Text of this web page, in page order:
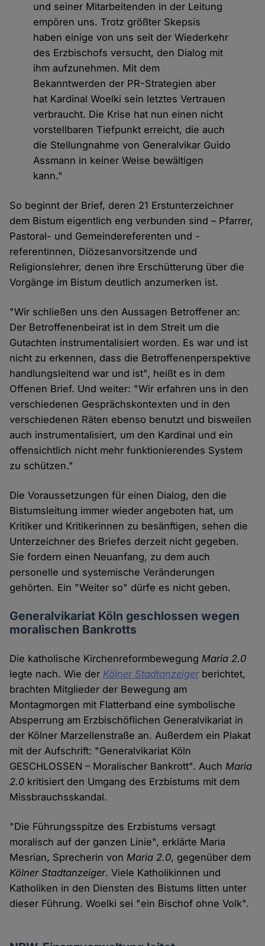
und seiner Mitarbeitenden in der Leitung
empören uns. Trotz größter Skepsis
haben einige von uns seit der Wiederkehr
des Erzbischofs versucht, den Dialog mit
ihm aufzunehmen. Mit dem
Bekanntwerden der PR-Strategien aber
hat Kardinal Woelki sein letztes Vertrauen
verbraucht. Die Krise hat nun einen nicht
vorstellbaren Tiefpunkt erreicht, die auch
die Stellungnahme von Generalvikar Guido
Assmann in keiner Weise bewältigen
kann."
So beginnt der Brief, deren 21 Erstunterzeichner
dem Bistum eigentlich eng verbunden sind – Pfarrer,
Pastoral- und Gemeindereferenten und -
referentinnen, Diözesanvorsitzende und
Religionslehrer, denen ihre Erschütterung über die
Vorgänge im Bistum deutlich anzumerken ist.
"Wir schließen uns den Aussagen Betroffener an:
Der Betroffenenbeirat ist in dem Streit um die
Gutachten instrumentalisiert worden. Es war und ist
nicht zu erkennen, dass die Betroffenenperspektive
handlungsleitend war und ist", heißt es in dem
Offenen Brief. Und weiter: "Wir erfahren uns in den
verschiedenen Gesprächskontexten und in den
verschiedenen Räten ebenso benutzt und bisweilen
auch instrumentalisiert, um den Kardinal und ein
offensichtlich nicht mehr funktionierendes System
zu schützen."
Die Voraussetzungen für einen Dialog, den die
Bistumsleitung immer wieder angeboten hat, um
Kritiker und Kritikerinnen zu besänftigen, sehen die
Unterzeichner des Briefes derzeit nicht gegeben.
Sie fordern einen Neuanfang, zu dem auch
personelle und systemische Veränderungen
gehörten. Ein "Weiter so" dürfe es nicht geben.
Generalvikariat Köln geschlossen wegen
moralischen Bankrotts
Die katholische KirchenreformbewegungMaria 2.0
legte nach. Wie der Kölner Stadtanzeigerberichtet,
brachten Mitglieder der Bewegung am
Montagmorgen mit Flatterband eine symbolische
Absperrung am Erzbischöflichen Generalvikariat in
der Kölner Marzellenstraße an. Außerdem ein Plakat
mit der Aufschrift: "Generalvikariat Köln
GESCHLOSSEN – Moralischer Bankrott". AuchMaria
2.0 kritisiert den Umgang des Erzbistums mit dem
Missbrauchsskandal.
"Die Führungsspitze des Erzbistums versagt
moralisch auf der ganzen Linie", erklärte Maria
Mesrian, Sprecherin vonMaria 2.0, gegenüber dem
Kölner Stadtanzeiger. Viele Katholikinnen und
Katholiken in den Diensten des Bistums litten unter
dieser Führung. Woelki sei "ein Bischof ohne Volk".